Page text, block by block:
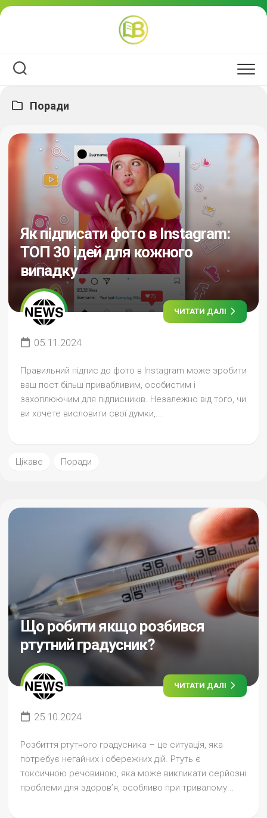
Перейти
Поради
Як підписати фото в Instagram:
ТОП 30 ідей для кожного
випадку
ЧИТАТИ ДАЛІ
05.11.2024
Правильний підпис до фото в Instagram може зробити
ваш пост більш привабливим, особистим і
захоплюючим для підписників. Незалежно від того, чи
ви хочете висловити свої думки,...
Цікаве Поради
Що робити якщо розбився
ртутний градусник?
ЧИТАТИ ДАЛІ
25.10.2024
Розбиття ртутного градусника – це ситуація, яка
потребує негайних і обережних дій. Ртуть є
токсичною речовиною, яка може викликати серйозні
проблеми для здоров’я, особливо при тривалому...